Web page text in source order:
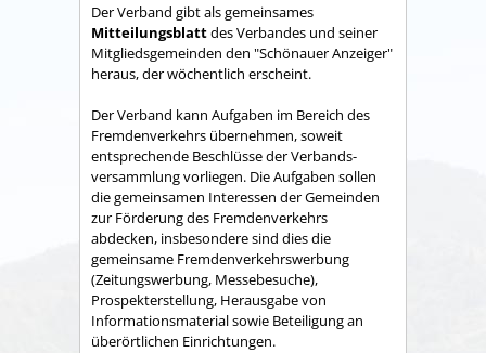
Der Verband gibt als gemeinsames
Mitteilungsblattdes Verbandes und seiner
Mitgliedsgemeinden den "Schönauer Anzeiger"
heraus, der wöchentlich erscheint.
Der Verband kann Aufgaben im Bereich des
Fremdenverkehrs übernehmen, soweit
entsprechende Beschlüsse der Verbands­
versammlung vorliegen. Die Aufgaben sollen
die gemeinsamen Interessen der Gemeinden
zur Förderung des Fremdenverkehrs
abdecken, insbesondere sind dies die
gemeinsame Fremden­verkehrswerbung
(Zeitungswerbung, Messebesuche),
Prospekter­stellung, Herausgabe von
Informationsmaterial sowie Betei­ligung an
überörtlichen Einrichtungen.